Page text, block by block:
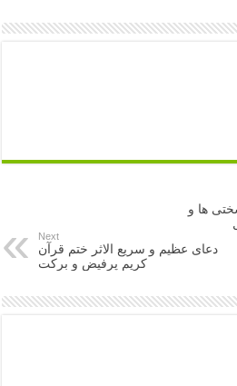
ها و
Next
دعای عظیم و سریع الاثر ختم قرآن
کریم پرفیض و برکت